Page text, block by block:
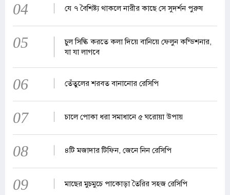
04 যে ৭ বৈশিষ্ট্য থাকলে নারীর কাছে সে সুদর্শন পুরুষ
05
চুল সিল্কি করতে কলা দিয়ে বানিয়ে ফেলুন কন্ডিশনার,
যা যা লাগবে
06 তেঁতুলের শরবত বানানোর রেসিপি
07 চালে পোকা ধরা সমাধানে ৫ ঘরোয়া উপায়
08 ৪টি মজাদার টিফিন, জেনে নিন রেসিপি
09 মাছের মুচমুচে পাকোড়া তৈরির সহজ রেসিপি